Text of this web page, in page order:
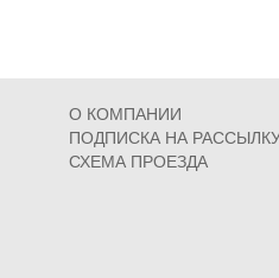
О КОМПАНИИ
ПОДПИСКА НА
СХЕМА ПРОЕЗДА